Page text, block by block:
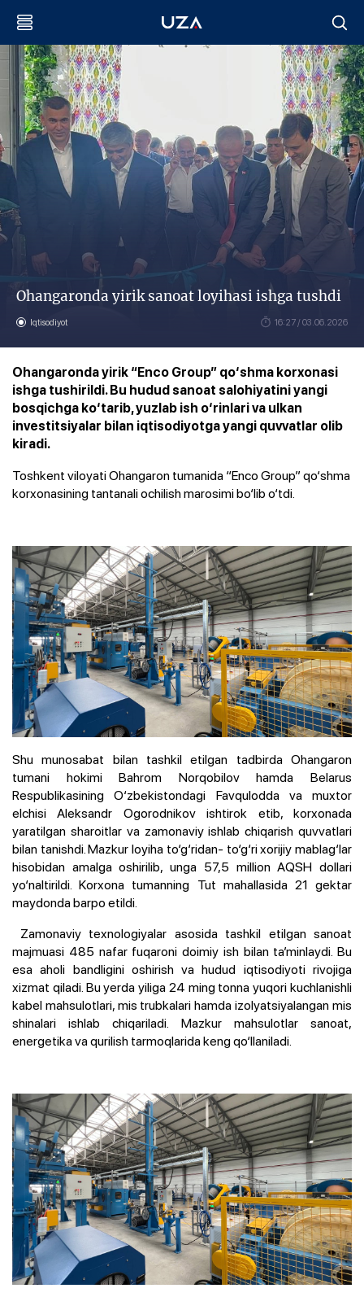
Ohangaronda yirik sanoat loyihasi ishga tushdi
Iqtisodiyot 16:27 / 03.06.2026
Ohangaronda yirik “Enco Group” qo‘shma korxonasi
ishga tushirildi. Bu hudud sanoat salohiyatini yangi
bosqichga ko‘tarib, yuzlab ish o‘rinlari va ulkan
investitsiyalar bilan iqtisodiyotga yangi quvvatlar olib
kiradi.
Toshkent viloyati Ohangaron tumanida “Enco Group” qo‘shma
korxonasining tantanali ochilish marosimi bo‘lib o‘tdi.
Shu munosabat bilan tashkil etilgan tadbirda Ohangaron
tumani hokimi Bahrom Norqobilov hamda Belarus
Respublikasining O‘zbekistondagi Favqulodda va muxtor
elchisi Aleksandr Ogorodnikov ishtirok etib, korxonada
yaratilgan sharoitlar va zamonaviy ishlab chiqarish quvvatlari
bilan tanishdi. Mazkur loyiha to‘g‘ridan- to‘g‘ri xorijiy mablag‘lar
hisobidan amalga oshirilib, unga 57,5 million AQSH dollari
yo‘naltirildi. Korxona tumanning Tut mahallasida 21 gektar
maydonda barpo etildi.
Zamonaviy texnologiyalar asosida tashkil etilgan sanoat
majmuasi 485 nafar fuqaroni doimiy ish bilan ta’minlaydi. Bu
esa aholi bandligini oshirish va hudud iqtisodiyoti rivojiga
xizmat qiladi. Bu yerda yiliga 24 ming tonna yuqori kuchlanishli
kabel mahsulotlari, mis trubkalari hamda izolyatsiyalangan mis
shinalari ishlab chiqariladi. Mazkur mahsulotlar sanoat,
energetika va qurilish tarmoqlarida keng qo‘llaniladi.